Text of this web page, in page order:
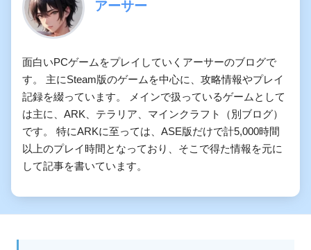
アーサー
面白いPCゲームをプレイしていくアーサーのブログで
す。 主にSteam版のゲームを中心に、攻略情報やプレイ
記録を綴っています。 メインで扱っているゲームとして
は主に、ARK、テラリア、マインクラフト（別ブログ）
です。 特にARKに至っては、ASE版だけで計5,000時間
以上のプレイ時間となっており、そこで得た情報を元に
して記事を書いています。